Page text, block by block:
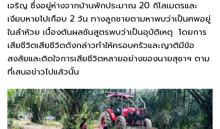
เจริญ ซึ่งอยู่ห่างจากบ้านพักประมาณ 20 กิโลเมตรและ
เงียบหายไปเกือบ 2 วัน ทางลูกชายตามหาพบว่าเป็นศพอยู่
ในลำห้วย เบื้องต้นผลชันสูตรพบว่าเป็นอุบัติเหตุ โดยการ
เสียชีวิตเสียชีวิตดังกล่าวทำให้ครอบครัวและญาติมีข้อ
สงสัยและติดใจการเสียชีวิตหลายอย่างของนายสุชาฯ ตาม
ที่เสนอข่าวไปแล้วนั้น